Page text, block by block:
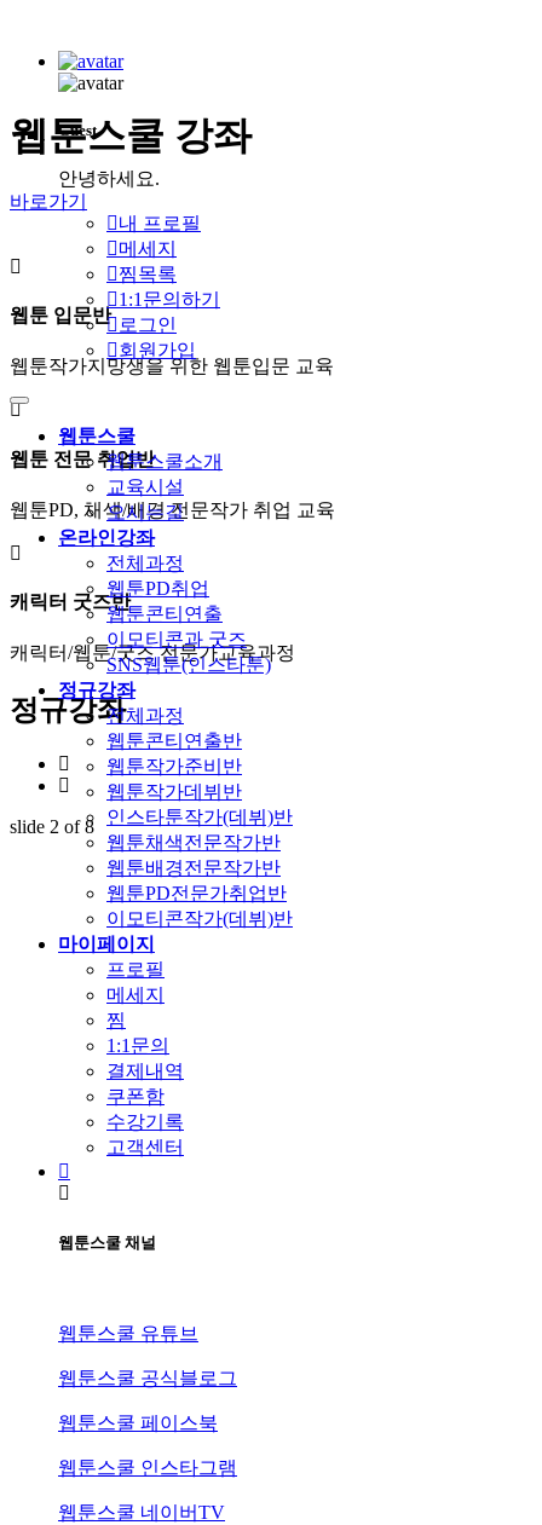
Guest
안녕하세요.
내 프로필
메세지
찜목록
1:1문의하기
로그인
회원가입
웹툰스쿨
웹툰스쿨소개
교육시설
오시는길
온라인강좌
전체과정
웹툰PD취업
웹툰콘티연출
이모티콘과 굿즈
SNS웹툰(인스타툰)
정규강좌
전체과정
웹툰콘티연출반
웹툰작가준비반
웹툰작가데뷔반
인스타툰작가(데뷔)반
웹툰채색전문작가반
웹툰배경전문작가반
웹툰PD전문가취업반
이모티콘작가(데뷔)반
마이페이지
프로필
메세지
찜
1:1문의
결제내역
쿠폰함
수강기록
고객센터
웹툰스쿨 채널
웹툰스쿨 유튜브
웹툰스쿨 공식블로그
웹툰스쿨 페이스북
웹툰스쿨 인스타그램
웹툰스쿨 네이버TV
웹툰스쿨 강좌
바로가기
웹툰 입문반
웹툰작가지망생을 위한 웹툰입문 교육
웹툰 전문 취업반
웹툰PD, 채색/배경 전문작가 취업 교육
캐릭터 굿즈반
캐릭터/웹툰/굿즈 전문가교육과정
정규강좌
slide 2 of 8